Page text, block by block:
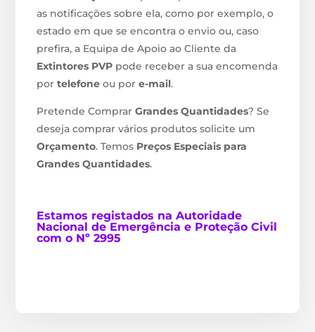
as notificações sobre ela, como por exemplo, o
estado em que se encontra o envio ou, caso
prefira, a Equipa de Apoio ao Cliente da
Extintores PVP pode receber a sua encomenda
portelefone ou pore-mail.
Pretende ComprarGrandes Quantidades? Se
deseja comprar vários produtos solicite um
Orçamento. Temos Preços Especiais para
Grandes Quantidades.
Estamos registados na Autoridade
Nacional de Emergência e Proteção Civil
com o Nº 2995